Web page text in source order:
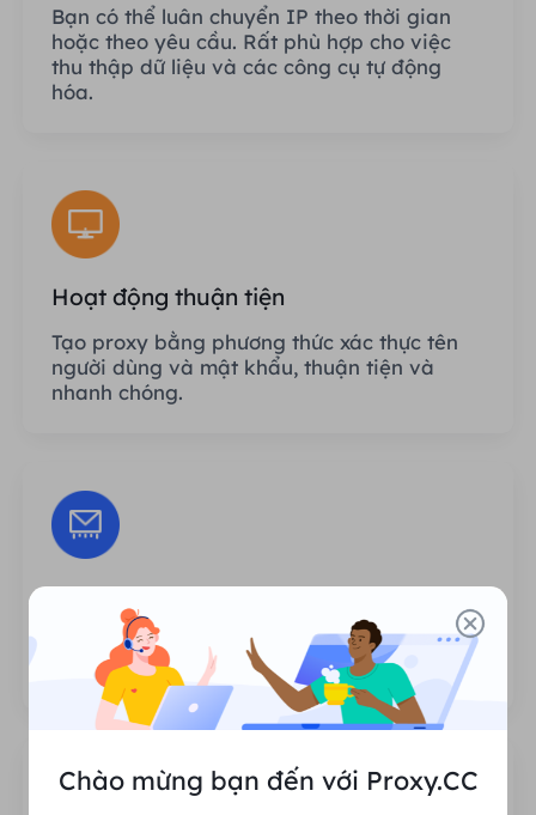
Bạn có thể luân chuyển IP theo thời gian
hoặc theo yêu cầu. Rất phù hợp cho việc
thu thập dữ liệu và các công cụ tự động
hóa.
Hoạt động thuận tiện
Tạo proxy bằng phương thức xác thực tên
người dùng và mật khẩu, thuận tiện và
nhanh chóng.
Không có giới hạn về số lần sử dụng hoặc
tần suất gọi proxy.
Chào mừng bạn đến với Proxy.CC